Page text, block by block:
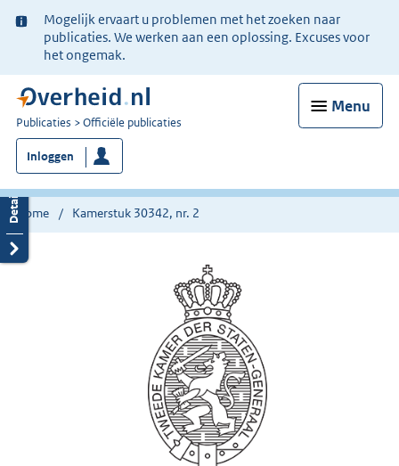
Ter
informatie:
Mogelijk ervaart u problemen met het zoeken naar
publicaties. We werken aan een oplossing. Excuses voor
het ongemak.
Menu
U
bent
nu
hier:
Publicaties Officiële publicaties
Inloggen
Home Kamerstuk 30342, nr. 2